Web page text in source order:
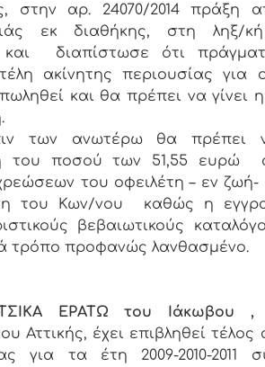
στην αρ. 24070/2014 πράξη
εκ διαθήκης, στη ληξ/
και διαπίστωσε ότι
ακίνητης περιουσίας για
και θα πρέπει να γίνει
των ανωτέρω θα πρέπει
του ποσού των 51,55 ευρώ
του οφειλέτη – εν ζωή-
του Κων/νου καθώς η
βεβαιωτικούς
τρόπο προφανώς λανθασμένο.
ΕΡΑΤΩ του Ιάκωβου ,
Αττικής, έχει επιβληθεί τέλος
για τα έτη 2009-2010-2011